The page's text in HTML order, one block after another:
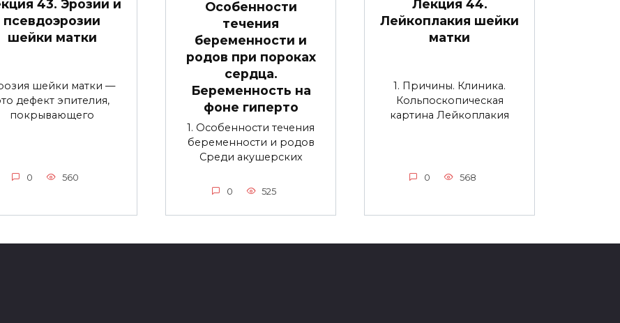
43. Эрозии и
псевдоэрозии
шейки матки
шейки матки —
дефект эпителия,
покрывающего
0 560
Особенности
течения
беременности и
родов при пороках
сердца.
Беременность на
фоне гиперто
1. Особенности течения
беременности и родов
Среди акушерских
0 525
Лекция 44.
Лейкоплакия шейки
матки
1. Причины. Клиника.
Кольпоскопическая
картина Лейкоплакия
0 568